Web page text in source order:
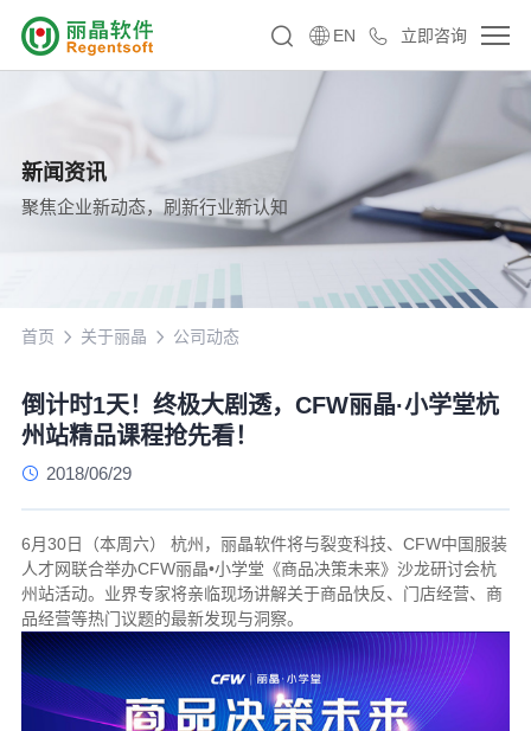
立即咨询
EN
新闻资讯
聚焦企业新动态，刷新行业新认知
首页 关于丽晶 公司动态
倒计时1天！终极大剧透，CFW丽晶·小学堂杭
州站精品课程抢先看！
2018/06/29
6月30日（本周六） 杭州，丽晶软件将与裂变科技、CFW中国服装
人才网联合举办CFW丽晶•小学堂《商品决策未来》沙龙研讨会杭
州站活动。业界专家将亲临现场讲解关于商品快反、门店经营、商
品经营等热门议题的最新发现与洞察。